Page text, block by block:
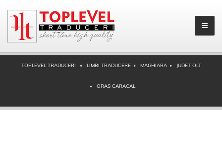
TOPLEVEL TRADUCERI LIMBI TRADUCERE MAGHIARA JUDET OLT
ORAS CARACAL